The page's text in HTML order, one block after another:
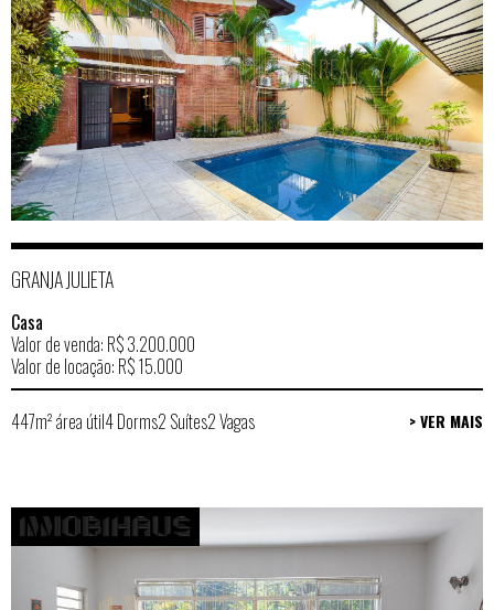
GRANJA JULIETA
Casa
Valor de venda: R$ 3.200.000
Valor de locação: R$ 15.000
447m² área útil4 Dorms2 Suítes2 Vagas > VER MAIS